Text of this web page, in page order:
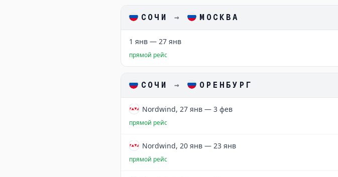
СОЧИ → МОСКВА
1 янв — 27 янв
прямой рейс
СОЧИ → ОРЕНБУРГ
Nordwind, 27 янв — 3 фев
прямой рейс
Nordwind, 20 янв — 23 янв
прямой рейс